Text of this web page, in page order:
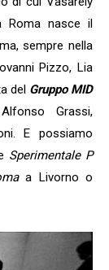
Roma nasce il
sempre nella
Pizzo, Lia
del Gruppo MID
Grassi,
E possiamo
Sperimentale P
a Livorno o